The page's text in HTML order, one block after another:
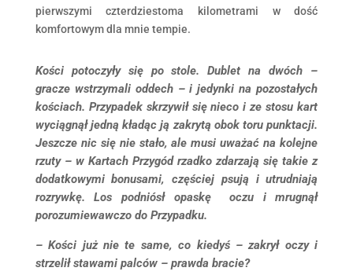
pierwszymi czterdziestoma kilometrami w dość
komfortowym dla mnie tempie.
Kości potoczyły się po stole. Dublet na dwóch –
gracze wstrzymali oddech – i jedynki na pozostałych
kościach. Przypadek skrzywił się nieco i ze stosu kart
wyciągnął jedną kładąc ją zakrytą obok toru punktacji.
Jeszcze nic się nie stało, ale musi uważać na kolejne
rzuty – w Kartach Przygód rzadko zdarzają się takie z
dodatkowymi bonusami, częściej psują i utrudniają
rozrywkę. Los podniósł opaskę oczu i mrugnął
porozumiewawczo do Przypadku.
– Kości już nie te same, co kiedyś – zakrył oczy i
strzelił stawami palców – prawda bracie?